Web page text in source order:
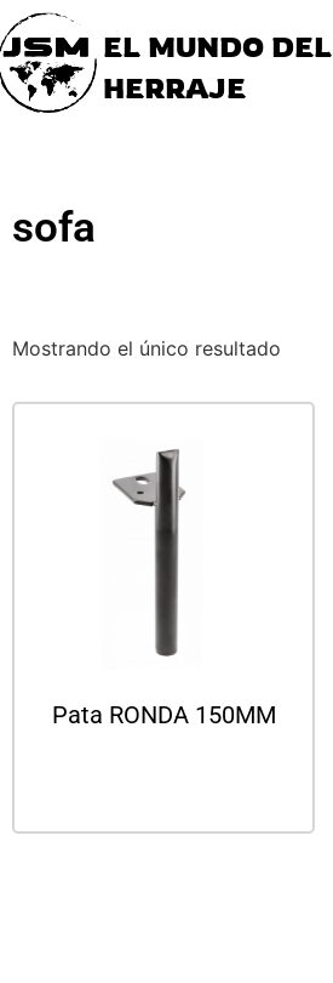
EL MUNDO DEL
HERRAJE
sofa
Mostrando el único resultado
Pata RONDA 150MM